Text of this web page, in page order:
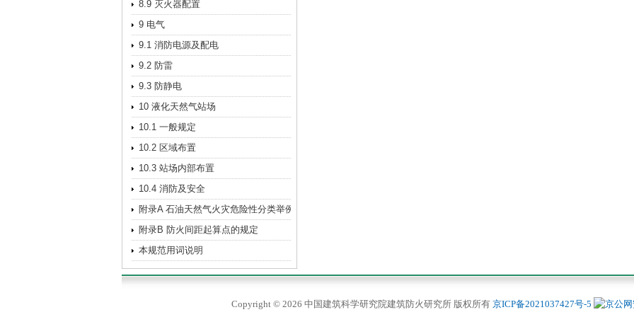
8.9 灭火器配置
9 电气
9.1 消防电源及配电
9.2 防雷
9.3 防静电
10 液化天然气站场
10.1 一般规定
10.2 区域布置
10.3 站场内部布置
10.4 消防及安全
附录A 石油天然气火灾危险性分类举例
附录B 防火间距起算点的规定
本规范用词说明
Copyright © 2026 中国建筑科学研究院建筑防火研究所 版权所有 京ICP备2021037427号-5 京公网